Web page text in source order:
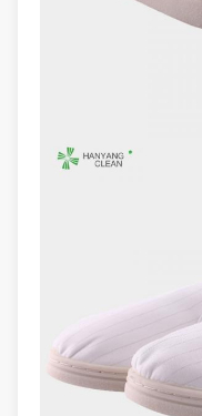
Optionale Zusätze